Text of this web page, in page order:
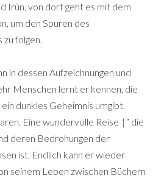
Irún, von dort geht es mit dem
um den Spuren des
folgen.
in dessen Aufzeichnungen und
Menschen lernt er kennen, die
dunkles Geheimnis umgibt,
Eine wundervolle Reise †“ die
deren Bedrohungen der
ist. Endlich kann er wieder
seinem Leben zwischen Büchern